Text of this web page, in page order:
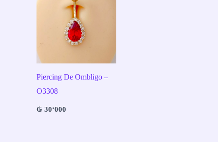
Piercing De Ombligo –
O3308
₲30‘000